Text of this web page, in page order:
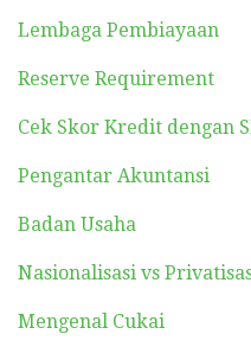
Lembaga Pembiayaan
Reserve Requirement
Cek Skor Kredit dengan
Pengantar Akuntansi
Badan Usaha
Nasionalisasi vs
Mengenal Cukai